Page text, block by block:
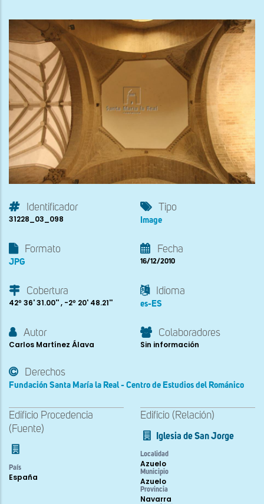
Identificador
31228_03_098
Tipo
Image
Formato
JPG
Fecha
16/12/2010
Cobertura
42º 36' 31.00'' , -2º 20' 48.21''
Idioma
es-ES
Autor
Carlos Martínez Álava
Colaboradores
Sin información
Derechos
Fundación Santa María la Real - Centro de Estudios del Románico
Edificio Procedencia
(Fuente)
País
España
Edificio (Relación)
Iglesia de San Jorge
Localidad
Azuelo
Municipio
Azuelo
Provincia
Navarra